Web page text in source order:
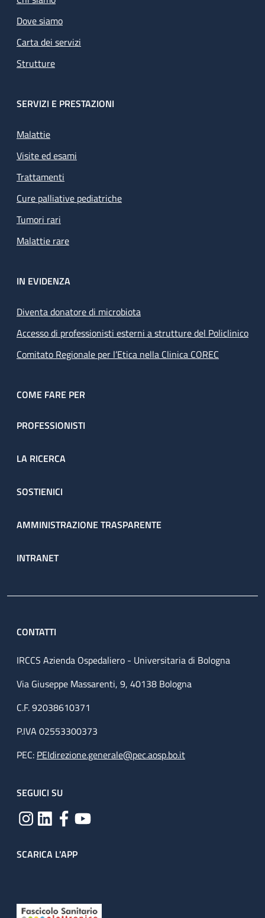
Dove siamo
Carta dei servizi
Strutture
SERVIZI E PRESTAZIONI
Malattie
Visite ed esami
Trattamenti
Cure palliative pediatriche
Tumori rari
Malattie rare
IN EVIDENZA
Diventa donatore di microbiota
Accesso di professionisti esterni a strutture del Policlinico
Comitato Regionale per l’Etica nella Clinica COREC
COME FARE PER
PROFESSIONISTI
LA RICERCA
SOSTIENICI
AMMINISTRAZIONE TRASPARENTE
INTRANET
CONTATTI
IRCCS Azienda Ospedaliero - Universitaria di Bologna
Via Giuseppe Massarenti, 9, 40138 Bologna
C.F. 92038610371
P.IVA 02553300373
PEC: PEIdirezione.generale@pec.aosp.bo.it
SEGUICI SU
SCARICA L'APP